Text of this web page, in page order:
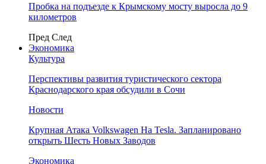
Пробка на подъезде к Крымскому мосту выросла до 9
километров
Пред След
Экономика
Культура
Перспективы развития туристического сектора
Краснодарского края обсудили в Сочи
Новости
Крупная Атака Volkswagen На Tesla. Запланировано
открыть Шесть Новых Заводов
Экономика